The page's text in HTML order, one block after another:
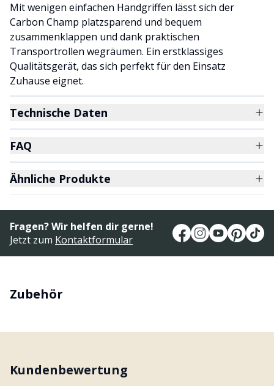
Mit wenigen einfachen Handgriffen lässt sich der
Carbon Champ platzsparend und bequem
zusammenklappen und dank praktischen
Transportrollen wegräumen. Ein erstklassiges
Qualitätsgerät, das sich perfekt für den Einsatz
Zuhause eignet.
Technische Daten
FAQ
Ähnliche Produkte
Fragen? Wir helfen dir gerne!
Jetzt zum Kontaktformular
Zubehör
Kundenbewertung